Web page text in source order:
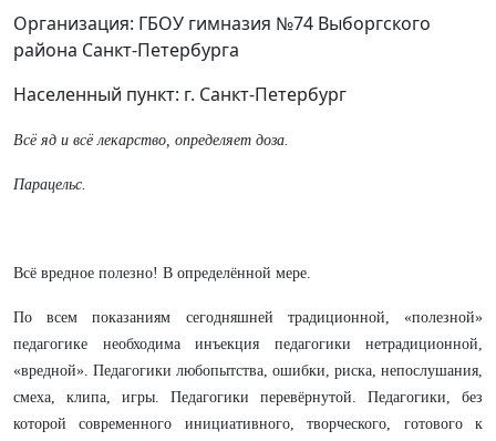
Организация: ГБОУ гимназия №74 Выборгского
района Санкт-Петербурга
Населенный пункт: г. Санкт-Петербург
Всё яд и всё лекарство, определяет доза.
Парацельс.
Всё вредное полезно! В определённой мере.
По всем показаниям сегодняшней традиционной, «полезной»
педагогике необходима инъекция педагогики нетрадиционной,
«вредной». Педагогики любопытства, ошибки, риска, непослушания,
смеха, клипа, игры. Педагогики перевёрнутой. Педагогики, без
которой современного инициативного, творческого, готового к